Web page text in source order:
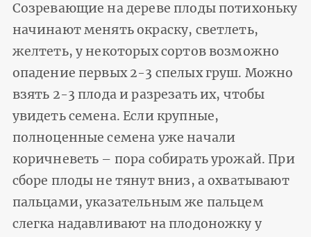
Созревающие на дереве плоды потихоньку
начинают менять окраску, светлеть,
желтеть, у некоторых сортов возможно
опадение первых 2-3 спелых груш. Можно
взять 2-3 плода и разрезать их, чтобы
увидеть семена. Если крупные,
полноценные семена уже начали
коричневеть – пора собирать урожай. При
сборе плоды не тянут вниз, а охватывают
пальцами, указательным же пальцем
слегка надавливают на плодоножку у